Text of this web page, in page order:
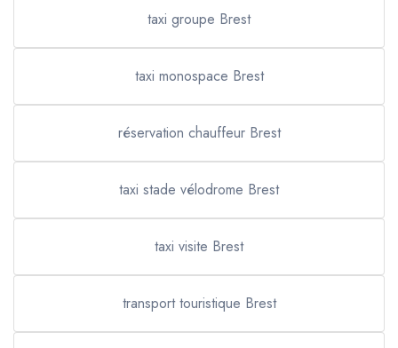
taxi groupe Brest
taxi monospace Brest
réservation chauffeur Brest
taxi stade vélodrome Brest
taxi visite Brest
transport touristique Brest